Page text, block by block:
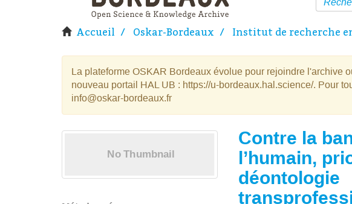
Accueil Oskar-Bordeaux Institut de recherche
La plateforme OSKAR Bordeaux évolue pour rejoindre l'archive
nouveau portail HAL UB : https://u-bordeaux.hal.science/. Pour
info@oskar-bordeaux.fr
Contre la
l’humain,
déontologie